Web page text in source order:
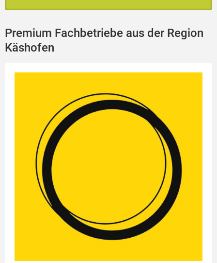
Premium Fachbetriebe aus der Region
Käshofen